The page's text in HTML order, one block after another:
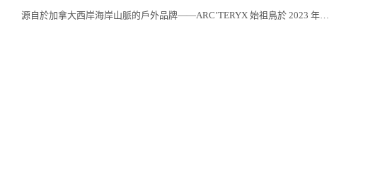
源⾃於加拿⼤⻄岸海岸⼭脈的⼾外品牌——ARC’TERYX 始祖⿃於 2023 年…